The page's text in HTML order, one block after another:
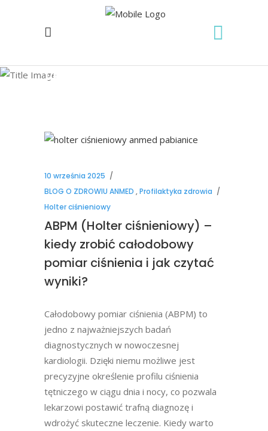
Holter ciśnieniowy
10 września 2025
BLOG O ZDROWIU ANMED ,Profilaktyka zdrowia
Holter ciśnieniowy
ABPM (Holter ciśnieniowy) –
kiedy zrobić całodobowy
pomiar ciśnienia i jak czytać
wyniki?
Całodobowy pomiar ciśnienia (ABPM) to
jedno z najważniejszych badań
diagnostycznych w nowoczesnej
kardiologii. Dzięki niemu możliwe jest
precyzyjne określenie profilu ciśnienia
tętniczego w ciągu dnia i nocy, co pozwala
lekarzowi postawić trafną diagnozę i
wdrożyć skuteczne leczenie. Kiedy warto